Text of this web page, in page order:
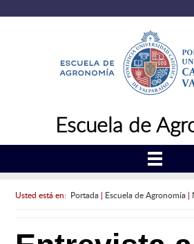
Escuela de
Usted está en: Portada| Escuela de Agronomía|